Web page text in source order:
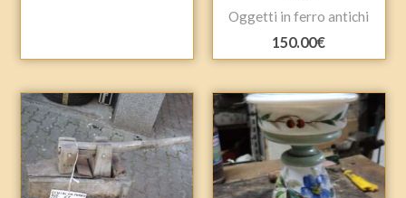
Oggetti in ferro antichi
150.00€